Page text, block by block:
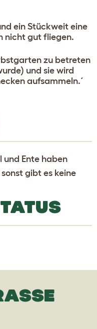
ein Stückweit eine
nicht gut fliegen.
zu betreten
und sie wird
aufsammeln.´
und Ente haben
gibt es keine